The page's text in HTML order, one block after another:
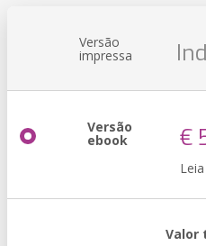
Versão
impressa
Versão
ebook €
Valor